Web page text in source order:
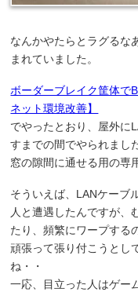
なんかやたらとラグるな
まれていました。
ボーダーブレイク筐体で
ネット環境改善】
でやったとおり、屋外に
すまでの間でやられまし
窓の隙間に通せる用の専
そういえば、LANケーブ
人と遭遇したんですが、
たり、頻繁にワープする
頑張って張り付こうとし
ね・・
一応、目立った人はゲー